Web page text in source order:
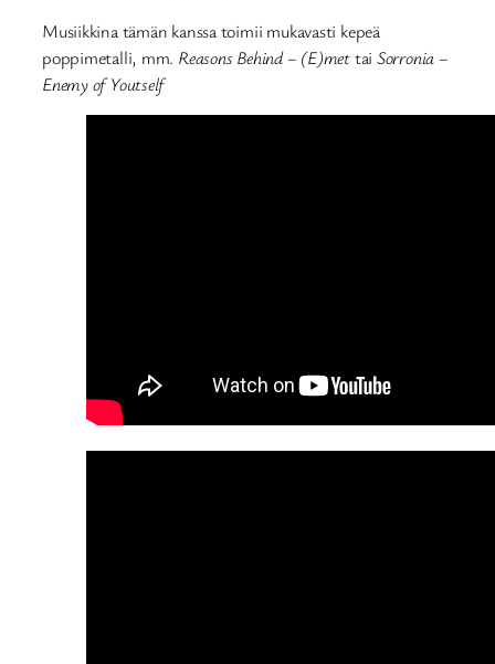
Musiikkina tämän kanssa toimii mukavasti kepeä
poppimetalli, mm. Reasons Behind – (E)mettai Sorronia –
Enemy of Youtself